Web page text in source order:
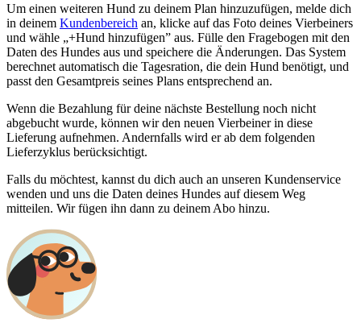
Um einen weiteren Hund zu deinem Plan hinzuzufügen, melde dich
in deinem Kundenbereich an, klicke auf das Foto deines Vierbeiners
und wähle „+Hund hinzufügen” aus. Fülle den Fragebogen mit den
Daten des Hundes aus und speichere die Änderungen. Das System
berechnet automatisch die Tagesration, die dein Hund benötigt, und
passt den Gesamtpreis seines Plans entsprechend an.
Wenn die Bezahlung für deine nächste Bestellung noch nicht
abgebucht wurde, können wir den neuen Vierbeiner in diese
Lieferung aufnehmen. Andernfalls wird er ab dem folgenden
Lieferzyklus berücksichtigt.
Falls du möchtest, kannst du dich auch an unseren Kundenservice
wenden und uns die Daten deines Hundes auf diesem Weg
mitteilen. Wir fügen ihn dann zu deinem Abo hinzu.